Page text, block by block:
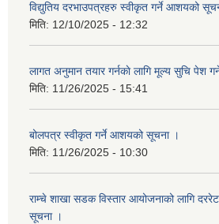
विद्युतिय दरभाउपत्रहरु स्वीकृत गर्ने आशयको
मिति: 12/10/2025 - 12:32
लागत अनुमान तयार गर्नकाे लागि मूल्य सुचि पेश
मिति: 11/26/2025 - 15:41
बोलपत्र स्वीकृत गर्ने आशयको सूचना ।
मिति: 11/26/2025 - 10:30
राम्चे शाखा सडक विस्तार आयोजनाको लागि
सूचना ।